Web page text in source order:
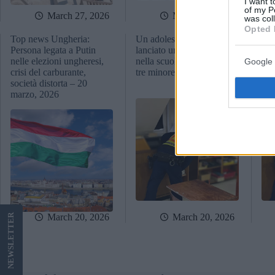
of my
was
Opted
Google
March 27, 2026 March 26, 2026
Top news Ungheria:
Persona legata a Putin
nelle elezioni ungheresi,
crisi del carburante,
società distorta – 20
marzo, 2026
March 20, 2026
Un adolescente ha
lanciato un allarme bomba
nella scuola di Budapest:
tre minorenni arrestati
March 20, 2026
NEWS
LETTER